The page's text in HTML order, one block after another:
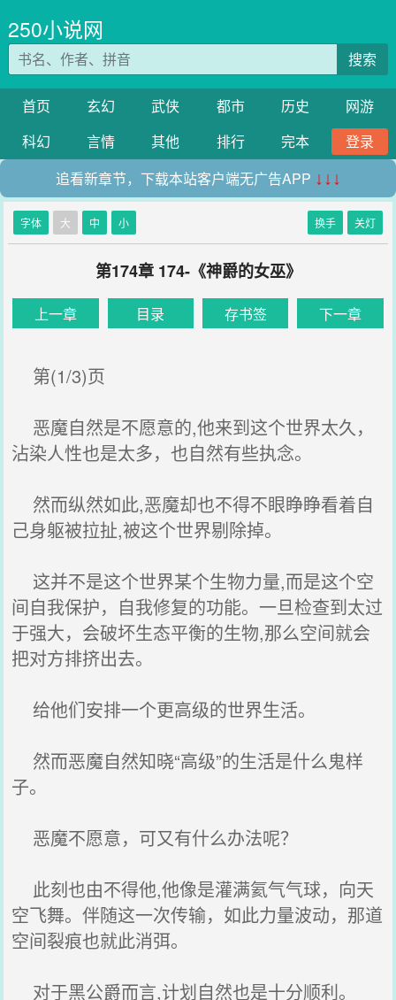
250小说网
搜索
首页 玄幻 武侠 都市 历史
网游
科幻
言情 其他 排行 完本
登录
追看新章节，下载本站客户端无广告APP ↓↓↓
字体 大 中 小 换手 关灯
第174章 174-《神爵的女巫》
上一章 目录 存书签 下一章
第(1/3)页
恶魔自然是不愿意的,他来到这个世界太久，
沾染人性也是太多，也自然有些执念。
然而纵然如此,恶魔却也不得不眼睁睁看着自
己身躯被拉扯,被这个世界剔除掉。
这并不是这个世界某个生物力量,而是这个空
间自我保护，自我修复的功能。一旦检查到太过
于强大，会破坏生态平衡的生物,那么空间就会
把对方排挤出去。
给他们安排一个更高级的世界生活。
然而恶魔自然知晓“高级”的生活是什么鬼样
子。
恶魔不愿意，可又有什么办法呢？
此刻也由不得他,他像是灌满氦气气球，向天
空飞舞。伴随这一次传输，如此力量波动，那道
空间裂痕也就此消弭。
对于黑公爵而言,计划自然也是十分顺利。